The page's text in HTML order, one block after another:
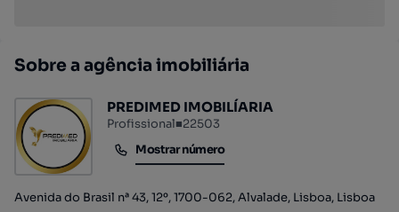
Sobre a agência imobiliária
PREDIMED IMOBILÍARIA
Profissional■22503
Mostrar número
Mostrar número
Avenida do Brasil nª 43, 12º, 1700-062, Alvalade, Lisboa, Lisboa